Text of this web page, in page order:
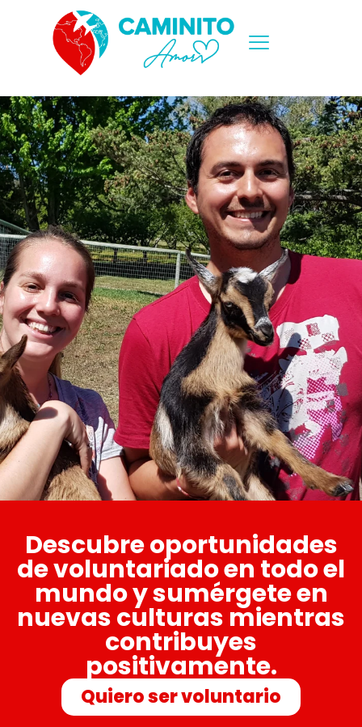
Descubre oportunidades
de voluntariado en todo el
mundo y sumérgete en
nuevas culturas mientras
contribuyes
positivamente.
Quiero ser voluntario